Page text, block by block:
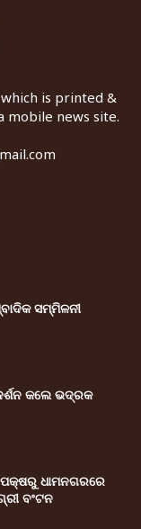
is printed &
mobile news site.
ସମ୍ମିଳନୀ
କଲେ ଭଦ୍ରକ
ଧାମନଗରରେ
ବଂଟନ